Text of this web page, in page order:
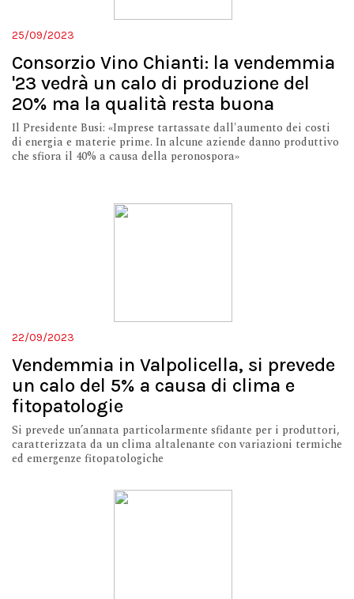
25/09/2023
Consorzio Vino Chianti: la vendemmia
'23 vedrà un calo di produzione del
20% ma la qualità resta buona
Il Presidente Busi: «Imprese tartassate dall'aumento dei costi
di energia e materie prime. In alcune aziende danno produttivo
che sfiora il 40% a causa della peronospora»
22/09/2023
Vendemmia in Valpolicella, si prevede
un calo del 5% a causa di clima e
fitopatologie
Si prevede un’annata particolarmente sfidante per i produttori,
caratterizzata da un clima altalenante con variazioni termiche
ed emergenze fitopatologiche